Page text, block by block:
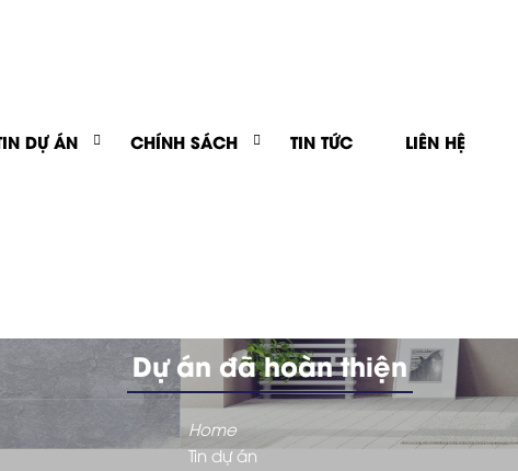
DỰ ÁN CHÍNH SÁCH TIN TỨC LIÊN HỆ
Dự án đã hoàn thiện
Home
Tin dự án